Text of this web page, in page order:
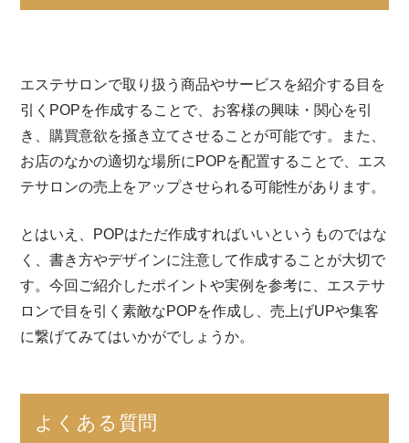
エステサロンで取り扱う商品やサービスを紹介する目を
引くPOPを作成することで、お客様の興味・関心を引
き、購買意欲を掻き立てさせることが可能です。また、
お店のなかの適切な場所にPOPを配置することで、エス
テサロンの売上をアップさせられる可能性があります。
とはいえ、POPはただ作成すればいいというものではな
く、書き方やデザインに注意して作成することが大切で
す。今回ご紹介したポイントや実例を参考に、エステサ
ロンで目を引く素敵なPOPを作成し、売上げUPや集客
に繋げてみてはいかがでしょうか。
よくある質問